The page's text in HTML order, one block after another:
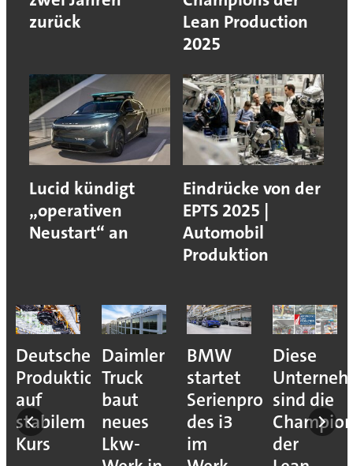
zurück
Lean Production
2025
Lucid kündigt
„operativen
Neustart“ an
Eindrücke von der
EPTS 2025 |
Automobil
Produktion
Deutsche
Produktion
auf
stabilem
Kurs
Daimler
Truck
baut
neues
Lkw-
BMW
startet
Serienproduktion
des i3
im
Diese
sind die
der